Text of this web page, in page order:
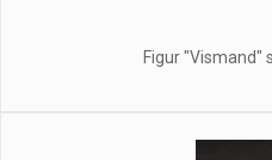
Figur "Vismand"